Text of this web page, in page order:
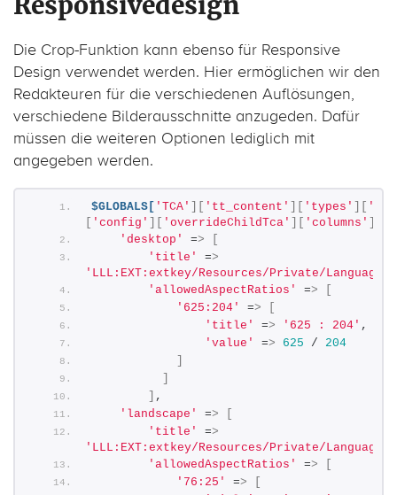
Die Crop-Funktion kann ebenso für Responsive
Design verwendet werden. Hier ermöglichen wir den
Redakteuren für die verschiedenen Auflösungen,
verschiedene Bilderausschnitte anzugeden. Dafür
müssen die weiteren Optionen lediglich mit
angegeben werden.
$GLOBALS[ 'TCA' ][ 'tt_content' ][ 'types' ][
[ 'config' ][ 'overrideChildTca' ][ 'columns' ][
'desktop'
=>
[
'title'
=>
'LLL:EXT:extkey/Resources/Private/
'allowedAspectRatios'
=>
[
'625:204'
=>
[
'title'
=> '625 : 204' ,
'value'
=> 625 / 204
]
]
] ,
'landscape'
=>
[
'title'
=>
'LLL:EXT:extkey/Resources/Private/
'allowedAspectRatios'
=>
[
'76:25'
=>
[